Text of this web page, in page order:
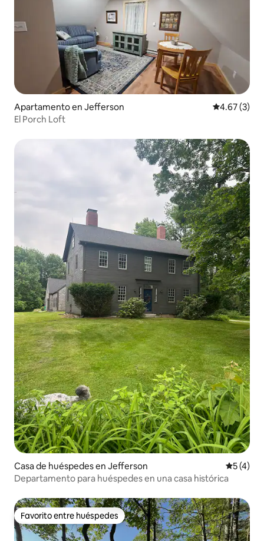
Apartamento en Jefferson Calificación
4.67 (3)
El Porch Loft
Casa de huéspedes en Jefferson
5 (4)
Departamento para huéspedes en una casa histórica
Favorito entre huéspedes
Favorito entre huéspedes